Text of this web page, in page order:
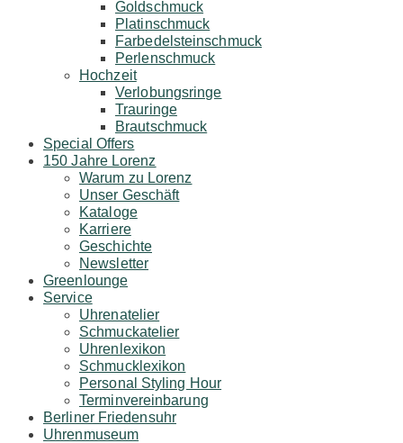
Goldschmuck
Platinschmuck
Farbedelsteinschmuck
Perlenschmuck
Hochzeit
Verlobungsringe
Trauringe
Brautschmuck
Special Offers
150 Jahre Lorenz
Warum zu Lorenz
Unser Geschäft
Kataloge
Karriere
Geschichte
Newsletter
Greenlounge
Service
Uhrenatelier
Schmuckatelier
Uhrenlexikon
Schmucklexikon
Personal Styling Hour
Terminvereinbarung
Berliner Friedensuhr
Uhrenmuseum